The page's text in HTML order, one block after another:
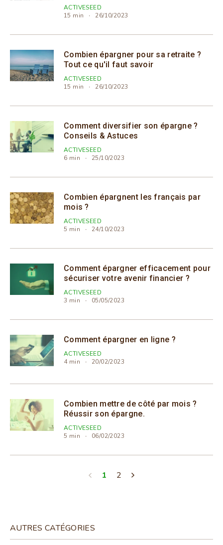
ACTIVESEED
15 min
26/10/2023
Combien épargner pour sa retraite ?
Tout ce qu'il faut savoir
ACTIVESEED
15 min
26/10/2023
Comment diversifier son épargne ?
Conseils & Astuces
ACTIVESEED
6 min
25/10/2023
Combien épargnent les français par
mois ?
ACTIVESEED
5 min
24/10/2023
Comment épargner efficacement pour
sécuriser votre avenir financier ?
ACTIVESEED
3 min
05/05/2023
Comment épargner en ligne ?
ACTIVESEED
4 min
20/02/2023
Combien mettre de côté par mois ?
Réussir son épargne.
ACTIVESEED
5 min
06/02/2023
1 2
AUTRES CATÉGORIES